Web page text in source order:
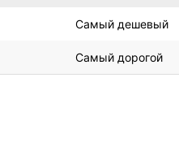
Самый дешевый
Самый дорогой